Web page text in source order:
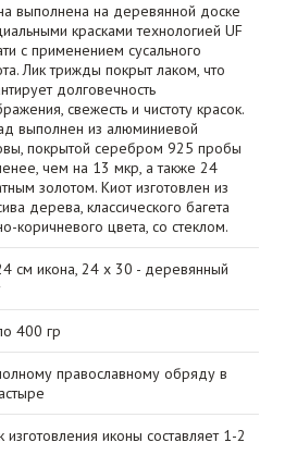
выполнена на деревянной доске
красками технологией UF
с применением сусального
Лик трижды покрыт лаком, что
долговечность
свежесть и чистоту красок.
выполнен из алюминиевой
покрытой серебром 925 пробы
чем на 13 мкр, а также 24
золотом. Киот изготовлен из
дерева, классического багета
коричневого цвета, со стеклом.
см икона, 24 х 30 - деревянный
400 гр
православному обряду в
изготовления иконы составляет 1-2